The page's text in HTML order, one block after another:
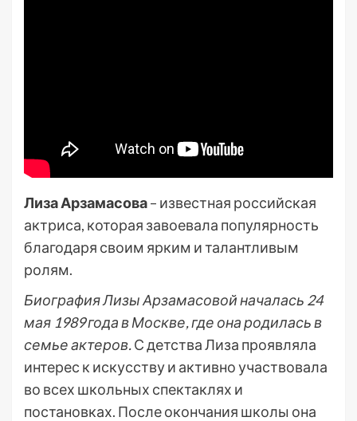
Лиза Арзамасова– известная российская
актриса, которая завоевала популярность
благодаря своим ярким и талантливым
ролям.
Биография Лизы Арзамасовой началась 24
мая 1989 года в Москве, где она родилась в
семье актеров.С детства Лиза проявляла
интерес к искусству и активно участвовала
во всех школьных спектаклях и
постановках. После окончания школы она